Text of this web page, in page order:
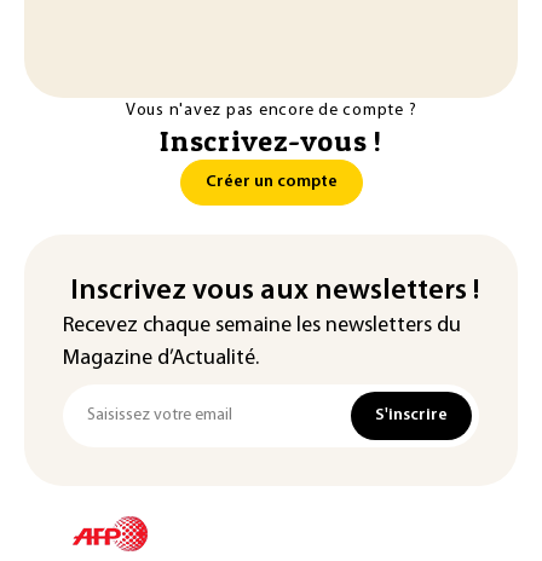
Vous n'avez pas encore de compte ?
Inscrivez-vous !
Créer un compte
Inscrivez vous aux newsletters !
Recevez chaque semaine les newsletters du
Magazine d’Actualité.
S'inscrire